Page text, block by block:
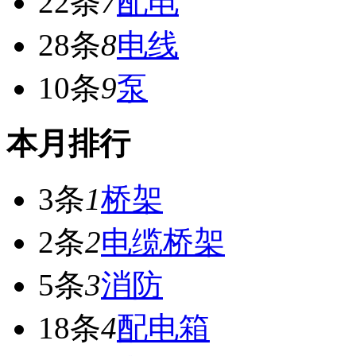
28条8电线
10条9泵
本月排行
3条1桥架
2条2电缆桥架
5条3消防
18条4配电箱